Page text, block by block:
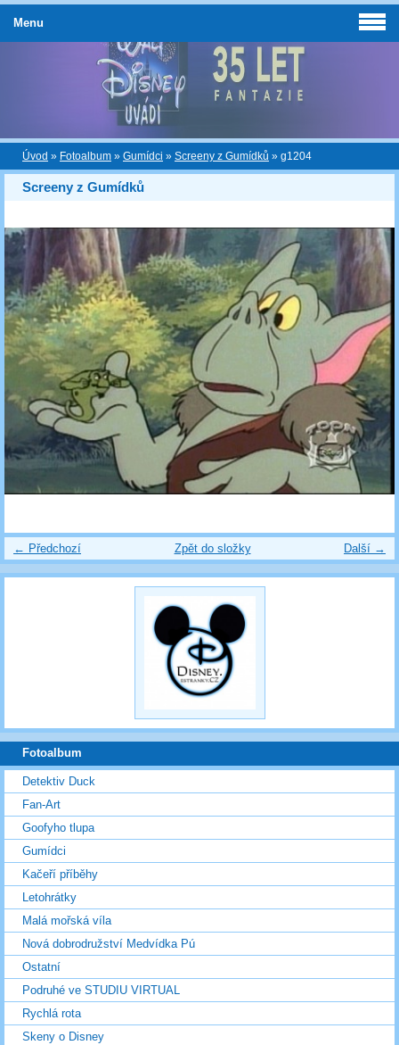
Úvod » Fotoalbum » Gumídci » Screeny z Gumídků » g1204
Screeny z Gumídků
← Předchozí Další →
Zpět do složky
Menu
Fotoalbum
Detektiv Duck
Fan-Art
Goofyho tlupa
Gumídci
Kačeří příběhy
Letohrátky
Malá mořská víla
Nová dobrodružství Medvídka Pú
Ostatní
Podruhé ve STUDIU VIRTUAL
Rychlá rota
Skeny o Disney